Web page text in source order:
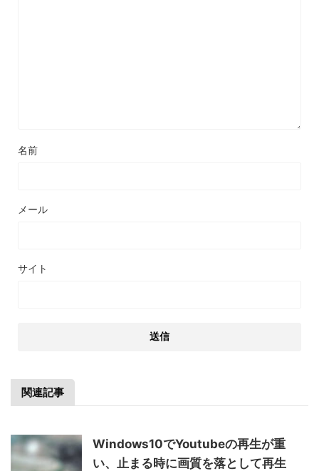
名前
メール
サイト
関連記事
Windows10でYoutubeの再生が重
い、止まる時に画質を落として再生